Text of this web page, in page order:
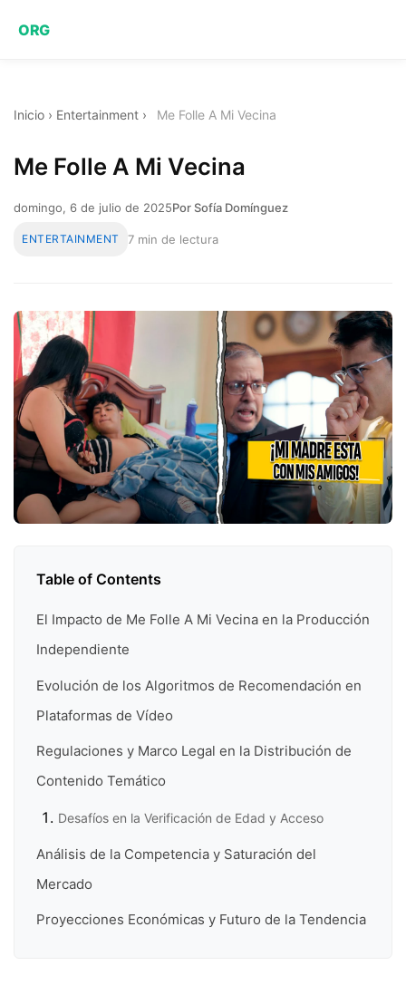
ORG
Inicio › Entertainment › Me Folle A Mi Vecina
Me Folle A Mi Vecina
domingo, 6 de julio de 2025Por Sofía Domínguez
ENTERTAINMENT 7 min de lectura
Table of Contents
El Impacto de Me Folle A Mi Vecina en la Producción
Independiente
Evolución de los Algoritmos de Recomendación en
Plataformas de Vídeo
Regulaciones y Marco Legal en la Distribución de
Contenido Temático
Desafíos en la Verificación de Edad y Acceso
Análisis de la Competencia y Saturación del
Mercado
Proyecciones Económicas y Futuro de la Tendencia